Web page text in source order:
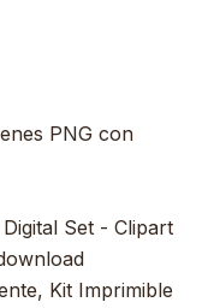
PNG con
Set - Clipart
Kit Imprimible